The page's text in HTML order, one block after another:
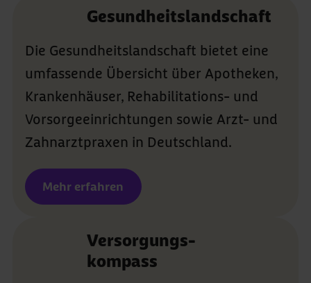
Gesundheits­landschaft
Die Gesundheitslandschaft bietet eine
umfassende Übersicht über Apotheken,
Krankenhäuser, Rehabilitations- und
Vorsorgeeinrichtungen sowie Arzt- und
Zahnarztpraxen in Deutschland.
Mehr erfahren
Versorgungs-
kompass